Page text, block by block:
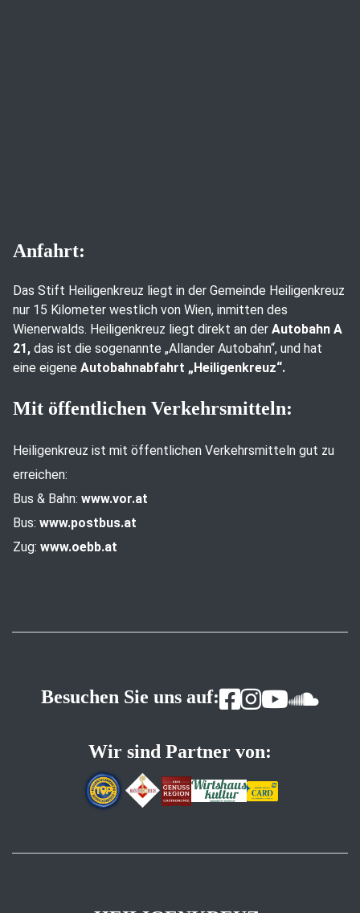
Anfahrt:
Das Stift Heiligenkreuz liegt in der Gemeinde Heiligenkreuz
nur 15 Kilometer westlich von Wien, inmitten des
Wienerwalds. Heiligenkreuz liegt direkt an der Autobahn A
21, das ist die sogenannte „Allander Autobahn“, und hat
eine eigene Autobahnabfahrt „Heiligenkreuz“.
Mit öffentlichen Verkehrsmitteln:
Heiligenkreuz ist mit öffentlichen Verkehrsmitteln gut zu
erreichen:
Bus & Bahn: www.vor.at
Bus: www.postbus.at
Zug: www.oebb.at
Besuchen Sie uns auf:
Wir sind Partner von: